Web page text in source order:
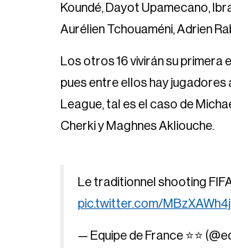
Koundé, Dayot Upamecano,
Aurélien Tchouaméni, Adrien
Los otros 16 vivirán su primera
pues entre ellos hay
League, tal es el caso de
Cherki y Maghnes Akliouche.
Le traditionnel shooting
pic.twitter.com/
— Equipe de France ⭐⭐